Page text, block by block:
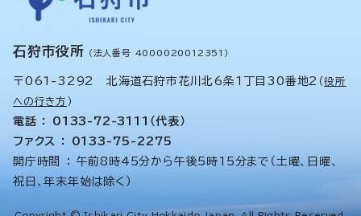
石狩市役所 （法人番号 4000020012351）
〒061-3292 北海道石狩市花川北6条1丁目30番地2 （役所
への行き方 ）
電話 ： 0133-72-3111（代表）
ファクス ： 0133-75-2275
開庁時間 ： 午前8時45分から午後5時15分まで（土曜、日曜、
祝日、年末年始は除く）